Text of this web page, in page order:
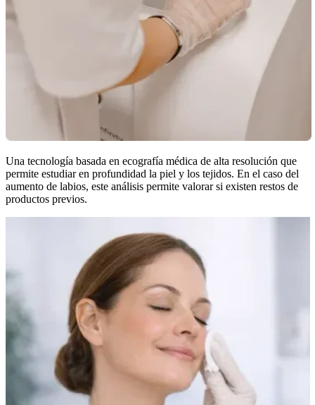
Una tecnología basada en ecografía médica de alta resolución que
permite estudiar en profundidad la piel y los tejidos. En el caso del
aumento de labios, este análisis permite valorar si existen restos de
productos previos.